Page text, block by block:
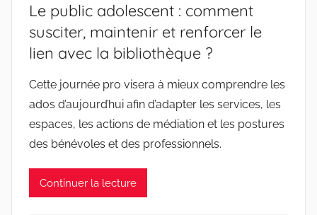
Le public adolescent : comment
susciter, maintenir et renforcer le
lien avec la bibliothèque ?
Cette journée pro visera à mieux comprendre les
ados d’aujourd’hui afin d’adapter les services, les
espaces, les actions de médiation et les postures
des bénévoles et des professionnels.
Continuer la lecture